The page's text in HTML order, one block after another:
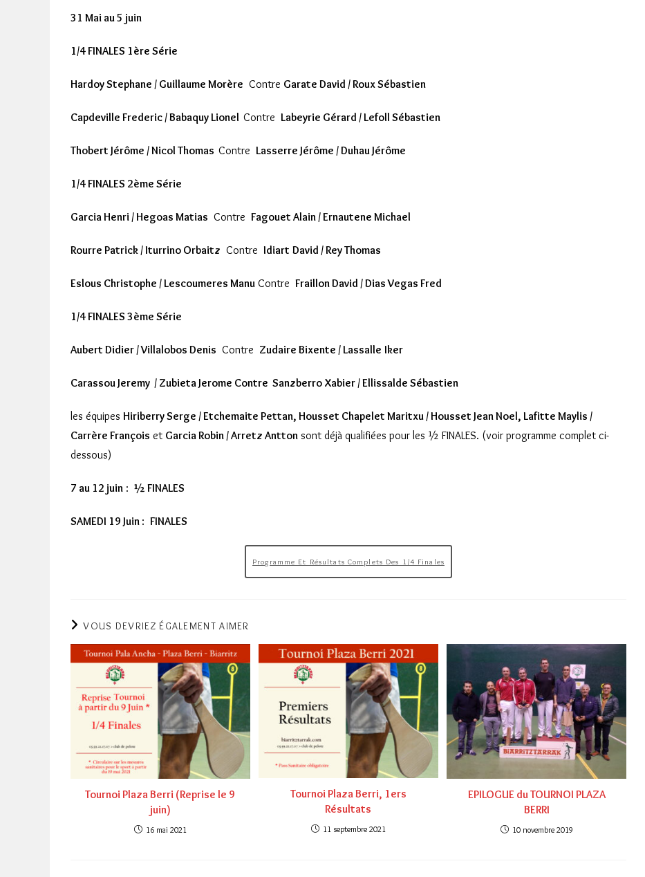
31 Mai au 5 juin
1/4 FINALES 1ère Série
Hardoy Stephane / Guillaume Morère Contre Garate David / Roux Sébastien
Capdeville Frederic / Babaquy Lionel Contre Labeyrie Gérard / Lefoll Sébastien
Thobert Jérôme / Nicol Thomas Contre Lasserre Jérôme / Duhau Jérôme
1/4 FINALES 2ème Série
Garcia Henri / Hegoas Matias Contre Fagouet Alain / Ernautene Michael
Rourre Patrick / Iturrino Orbaitz Contre Idiart David / Rey Thomas
Eslous Christophe / Lescoumeres Manu Contre Fraillon David / Dias Vegas Fred
1/4 FINALES 3ème Série
Aubert Didier / Villalobos Denis Contre Zudaire Bixente / Lassalle Iker
Carassou Jeremy / Zubieta Jerome Contre Sanzberro Xabier / Ellissalde Sébastien
les équipes Hiriberry Serge / Etchemaite Pettan, Housset Chapelet Maritxu / Housset Jean Noel, Lafitte Maylis /
Carrère François et Garcia Robin / Arretz Antton sont déjà qualifiées pour les ½ FINALES. (voir programme complet ci-
dessous)
7 au 12 juin : ½ FINALES
SAMEDI 19 Juin : FINALES
Programme Et Résultats Complets Des 1/4 Finales
VOUS DEVRIEZ ÉGALEMENT AIMER
Tournoi Plaza Berri (Reprise le 9
juin)
16 mai 2021
Tournoi Plaza Berri, 1ers
Résultats
11 septembre 2021
EPILOGUE du TOURNOI PLAZA
BERRI
10 novembre 2019